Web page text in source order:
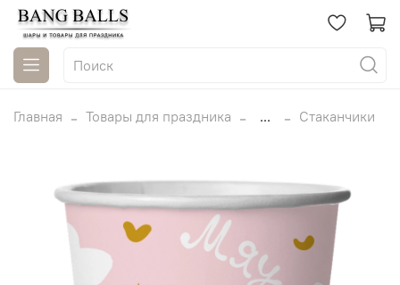
Главная Товары для праздника ... Стаканчики